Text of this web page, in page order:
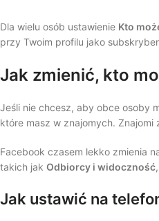
Dla wielu osób ustawienie Kto
przy Twoim profilu jako
Jak zmienić, kto
Jeśli nie chcesz, aby obce osoby
które masz w znajomych.
Facebook czasem lekko zmienia
takich jak Odbiorcy i widoczność,
Jak ustawić na